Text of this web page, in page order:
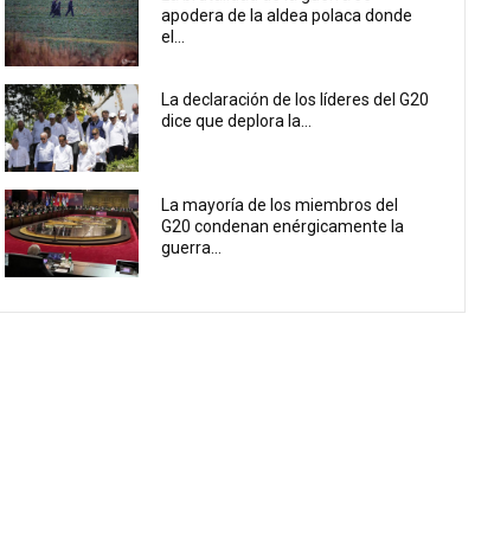
apodera de la aldea polaca donde
el...
La declaración de los líderes del G20
dice que deplora la...
La mayoría de los miembros del
G20 condenan enérgicamente la
guerra...